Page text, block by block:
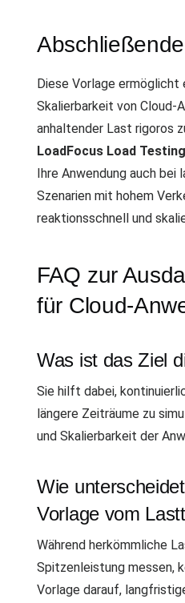
Diese Vorlage ermöglicht
Skalierbarkeit von Cloud-
anhaltender Last rigoros
LoadFocus Load Testing
Ihre Anwendung auch bei
Szenarien mit hohem
reaktionsschnell und
FAQ zur
für Cloud-
Was ist das Ziel
Sie hilft dabei,
längere Zeiträume zu
und Skalierbarkeit der
Wie
Vorlage vom
Während herkömmliche
Spitzenleistung messen,
Vorlage darauf,